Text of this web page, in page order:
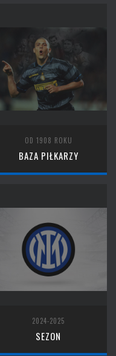
OD 1908 ROKU
BAZA PIŁKARZY
2024-2025
SEZON